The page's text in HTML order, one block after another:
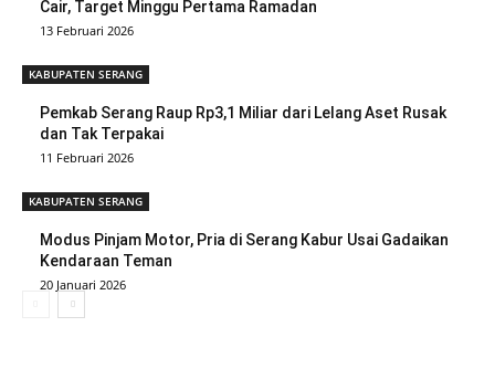
Cair, Target Minggu Pertama Ramadan
13 Februari 2026
KABUPATEN SERANG
Pemkab Serang Raup Rp3,1 Miliar dari Lelang Aset Rusak
dan Tak Terpakai
11 Februari 2026
KABUPATEN SERANG
Modus Pinjam Motor, Pria di Serang Kabur Usai Gadaikan
Kendaraan Teman
20 Januari 2026